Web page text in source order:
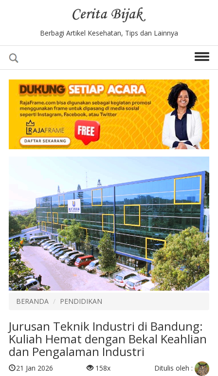
Berbagi Artikel Kesehatan, Tips dan Lainnya
BERANDA PENDIDIKAN
Jurusan Teknik Industri di Bandung:
Kuliah Hemat dengan Bekal Keahlian
dan Pengalaman Industri
21 Jan 2026 158x Ditulis oleh :